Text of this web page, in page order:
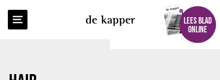
de kapper
LEES BLAD
ONLINE
TERUG NAAR OVERZICHT